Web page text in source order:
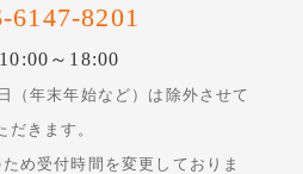
6147-8201
～18:00
（年末年始など）は除外させて
だきます。
め受付時間を変更しておりま